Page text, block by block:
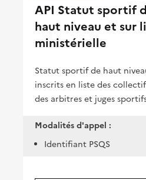
API Statut sportif
haut niveau et sur
ministérielle
Statut sportif de haut
inscrits en liste des
des arbitres et juges
Modalités d'appel :
Identifiant PSQS